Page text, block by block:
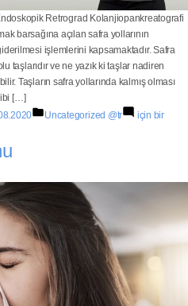
Retrograd Kolanjiopankreatografi
barsağına açılan safra yollarının
işlemlerini kapsamaktadır. Safra
taşlarıdır ve ne yazık ki taşlar nadiren
Taşların safra yollarında kalmış olması
[…]
Uncategorized @tr
için bir